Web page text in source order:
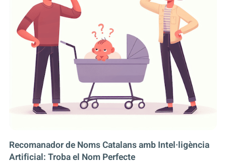
Recomanador de Noms Catalans amb Intel·ligència
Artificial: Troba el Nom Perfecte